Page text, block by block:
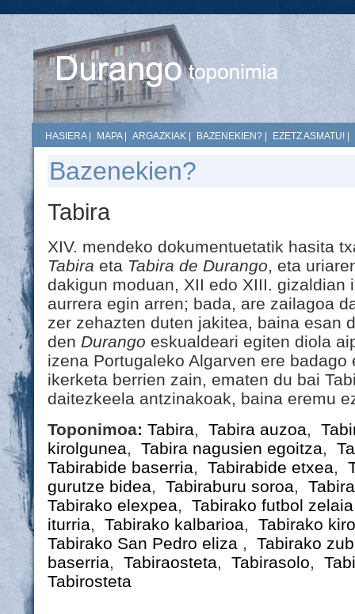
HASIERA| MAPA| ARGAZKIAK BAZENEKIEN? EZETZ ASMATU!
Bazenekien?
Tabira
XIV. mendeko dokumentuetatik hasita
Tabira eta Tabira de Durango, eta
dakigun moduan, XII edo XIII. gizaldian
aurrera egin arren; bada, are zailagoa
zer zehazten duten jakitea, baina esan
den Durango eskualdeari egiten diola
izena Portugaleko Algarven ere
ikerketa berrien zain, ematen du bai
daitezkeela antzinakoak, baina eremu
Toponimoa: Tabira, Tabira auzoa,
kirolgunea, Tabira nagusien egoitza,
Tabirabide baserria, Tabirabide etxea,
gurutze bidea, Tabiraburu soroa,
Tabirako elexpea, Tabirako futbol zelaia
iturria, Tabirako kalbarioa, Tabirako
Tabirako San Pedro eliza , Tabirako
baserria, Tabiraosteta, Tabirasolo,
Tabirosteta